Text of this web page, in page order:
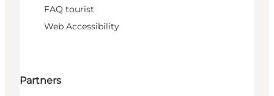
FAQ tourist
Web Accessibility
Partners